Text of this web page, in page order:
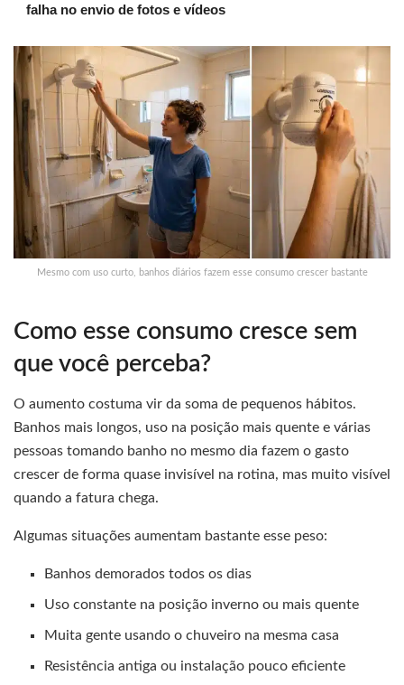
falha no envio de fotos e vídeos
Mesmo com uso curto, banhos diários fazem esse consumo crescer bastante
Como esse consumo cresce sem
que você perceba?
O aumento costuma vir da soma de pequenos hábitos.
Banhos mais longos, uso na posição mais quente e várias
pessoas tomando banho no mesmo dia fazem o gasto
crescer de forma quase invisível na rotina, mas muito visível
quando a fatura chega.
Algumas situações aumentam bastante esse peso:
Banhos demorados todos os dias
Uso constante na posição inverno ou mais quente
Muita gente usando o chuveiro na mesma casa
Resistência antiga ou instalação pouco eficiente